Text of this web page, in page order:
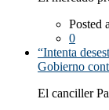
Posted
0
“Intenta
Gobierno
El canciller